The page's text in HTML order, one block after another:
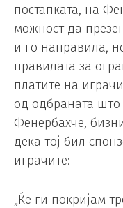
постапката, на
можност да
и го направила,
правилата за
платите на
од одбраната што
Фенербахче,
дека тој бил
играчите:
„Ќе ги покријам